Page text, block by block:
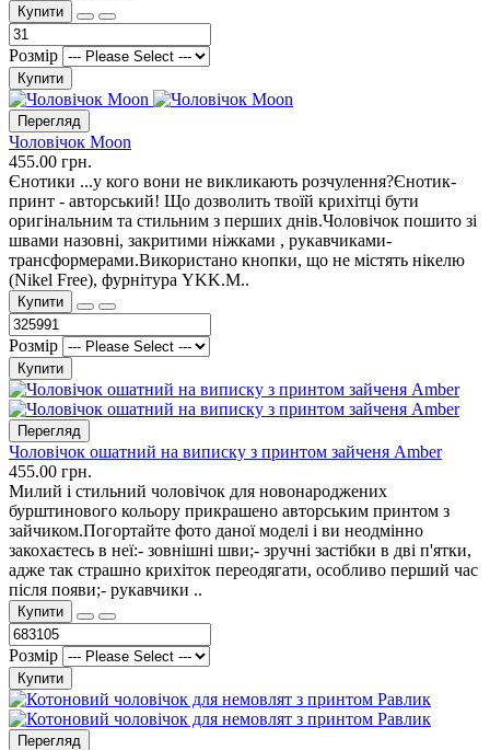
Купити
Розмір
Купити
Перегляд
Чоловічок Moon
455.00 грн.
Єнотики ...у кого вони не викликають розчулення?Єнотик-
принт - авторський! Що дозволить твоїй крихітці бути
оригінальним та стильним з перших днів.Чоловічок пошито зі
швами назовні, закритими ніжками , рукавчиками-
трансформерами.Використано кнопки, що не містять нікелю
(Nikel Free), фурнітура YKK.М..
Купити
Розмір
Купити
Перегляд
Чоловічок ошатний на виписку з принтом зайченя Amber
455.00 грн.
Милий і стильний чоловічок для новонароджених
бурштинового кольору прикрашено авторським принтом з
зайчиком.Погортайте фото даної моделі і ви неодмінно
закохаєтесь в неї:- зовнішні шви;- зручні застібки в дві п'ятки,
адже так страшно крихіток переодягати, особливо перший час
після появи;- рукавчики ..
Купити
Розмір
Купити
Перегляд